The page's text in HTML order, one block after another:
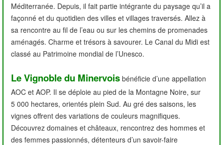
Méditerranée. Depuis, il fait partie intégrante du paysage qu’il a
façonné et du quotidien des villes et villages traversés. Allez à
sa rencontre au fil de l’eau ou sur les chemins de promenades
aménagés. Charme et trésors à savourer. Le Canal du Midi est
classé au Patrimoine mondial de l’Unesco.
Le Vignoble du Minervois bénéficie d’une appellation
AOC et AOP. Il se déploie au pied de la Montagne Noire, sur
5 000 hectares, orientés plein Sud. Au gré des saisons, les
vignes offrent des variations de couleurs magnifiques.
Découvrez domaines et châteaux, rencontrez des hommes et
des femmes passionnés, détenteurs d’un savoir-faire